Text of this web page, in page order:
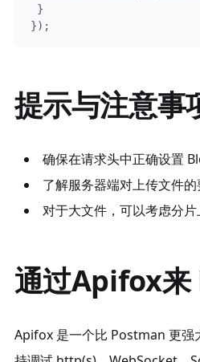
}
});
提示与注意事
确保在请求头中正确设置
了解服务器端对上传文件的
对于大文件，可以考虑分片
通过Apifox来
Apifox 是一个比 Postman 更强